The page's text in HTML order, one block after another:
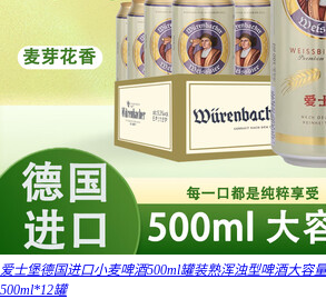
爱士堡德国进口小麦啤酒500ml罐装熟浑浊型啤酒大容
500ml*12罐